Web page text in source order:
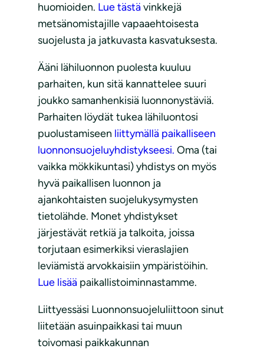
huomioiden. Lue tästävinkkejä
metsänomistajille vapaaehtoisesta
suojelusta ja jatkuvasta kasvatuksesta.
Ääni lähiluonnon puolesta kuuluu
parhaiten, kun sitä kannattelee suuri
joukko samanhenkisiä luonnonystäviä.
Parhaiten löydät tukea lähiluontosi
puolustamiseen liittymällä paikalliseen
luonnonsuojeluyhdistykseesi. Oma (tai
vaikka mökkikuntasi) yhdistys on myös
hyvä paikallisen luonnon ja
ajankohtaisten suojelukysymysten
tietolähde. Monet yhdistykset
järjestävät retkiä ja talkoita, joissa
torjutaan esimerkiksi vieraslajien
leviämistä arvokkaisiin ympäristöihin.
Lue lisää paikallistoiminnastamme.
Liittyessäsi Luonnonsuojeluliittoon sinut
liitetään asuinpaikkasi tai muun
toivomasi paikkakunnan